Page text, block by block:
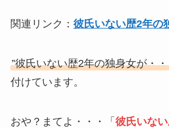
関連リンク： 彼氏いない歴2年の
”彼氏いない歴2年の独身女が・・
付けています。
おや？まてよ・・・「 彼氏いない